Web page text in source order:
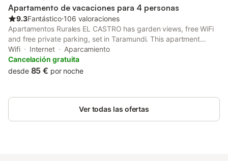
Apartamento de vacaciones para 4 personas
9.3Fantástico⋅106 valoraciones
Apartamentos Rurales EL CASTRO has garden views, free WiFi
and free private parking, set in Taramundi. This apartment
offers a garden. The apartment features family rooms.
Wifi Internet
Aparcamiento
Cancelación gratuita
desde 85 € por noche
Ver todas las ofertas